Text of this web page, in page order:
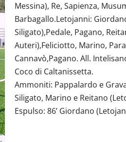
Messina), Re, Sapienza,
Barbagallo.Letojanni:
Siligato),Pedale, Pagano,
Auteri),Feliciotto, Marino,
Cannavò,Pagano. All.
Coco di Caltanissetta.
Ammoniti: Pappalardo e
Siligato, Marino e Reitano
Espulso: 86’ Giordano